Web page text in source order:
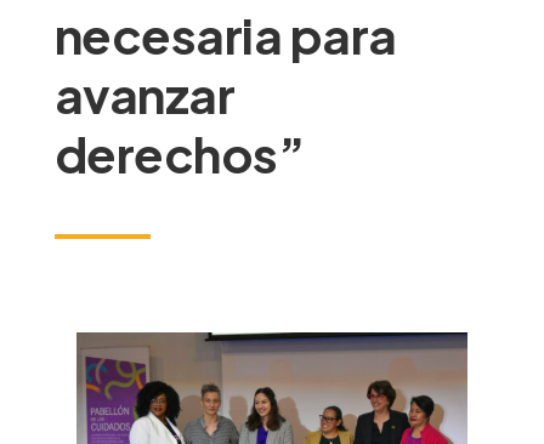
necesaria para
avanzar
derechos”